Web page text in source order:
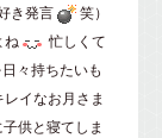
き発言
笑）
ね
忙しくて
々持ちたいも
イなお月さま
供と寝てしま